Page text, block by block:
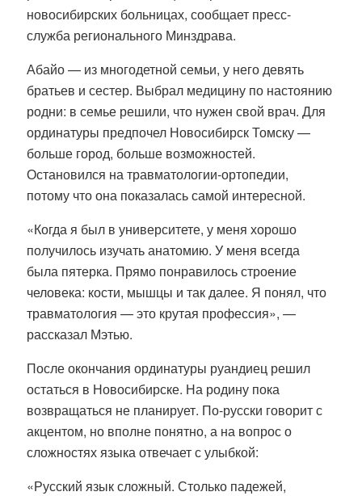
новосибирских больницах, сообщает пресс-
служба регионального Минздрава.
Абайо— из многодетной семьи, у него девять
братьев и сестер. Выбрал медицину по настоянию
родни: в семье решили, что нужен свой врач. Для
ординатуры предпочел Новосибирск Томску —
больше город, больше возможностей.
Остановился на травматологии-ортопедии,
потому что она показалась самой интересной.
«Когда я был в университете, у меня хорошо
получилось изучать анатомию. У меня всегда
была пятерка. Прямо понравилось строение
человека: кости, мышцы и так далее. Я понял, что
травматология — это крутая профессия», —
рассказал Мэтью.
После окончания ординатуры руандиец решил
остаться в Новосибирске. На родину пока
возвращаться не планирует. По-русски говорит с
акцентом, но вполне понятно, а на вопрос о
сложностях языка отвечает с улыбкой:
«Русский язык сложный. Столько падежей,